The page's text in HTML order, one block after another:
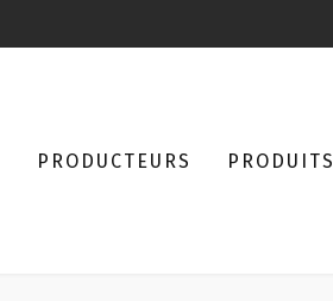
PRODUCTEURS PRODUITS